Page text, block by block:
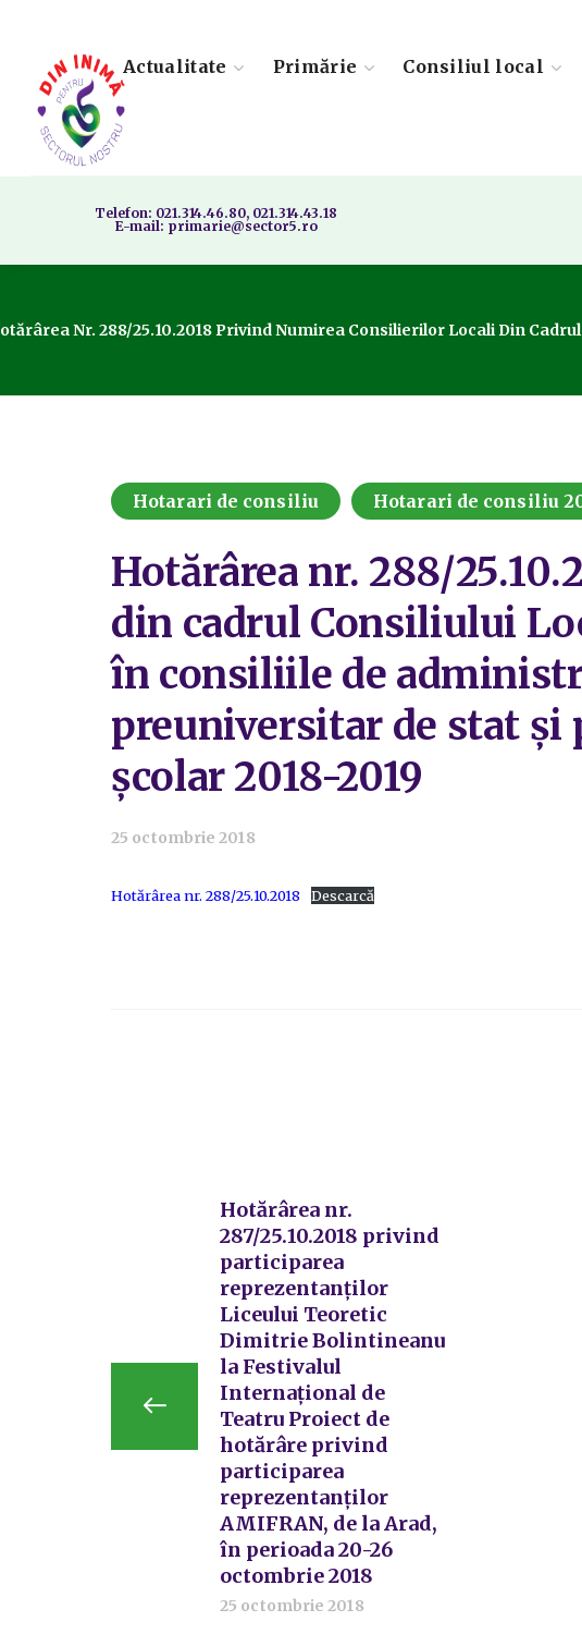
Actualitate Primărie Consiliul local
Telefon: 021.314.46.80, 021.314.43.18
E-mail: primarie@sector5.ro
Nr. 288/25.10.2018 Privind Numirea Consilierilor Locali Din
Hotarari de consiliu Hotarari de consiliu
Hotărârea nr. 288/
din cadrul Consiliului
în consiliile de
preuniversitar de stat și
școlar 2018-2019
25 octombrie 2018
Hotărârea nr. 288/25.10.2018 Descarcă
Hotărârea nr.
287/25.10.2018 privind
participarea
reprezentanților
Liceului Teoretic
Dimitrie Bolintineanu
la Festivalul
Internațional de
Teatru Proiect de
hotărâre privind
participarea
reprezentanților
AMIFRAN, de la Arad,
în perioada 20-26
octombrie 2018
25 octombrie 2018